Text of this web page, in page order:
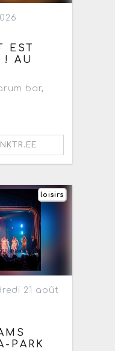
EST
! AU
bar,
loisirs
21 août
PARK